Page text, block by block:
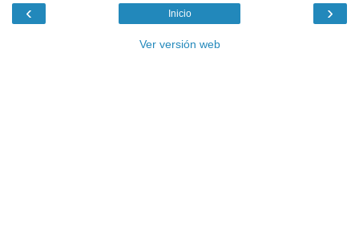
‹ ›
Inicio
Ver versión web